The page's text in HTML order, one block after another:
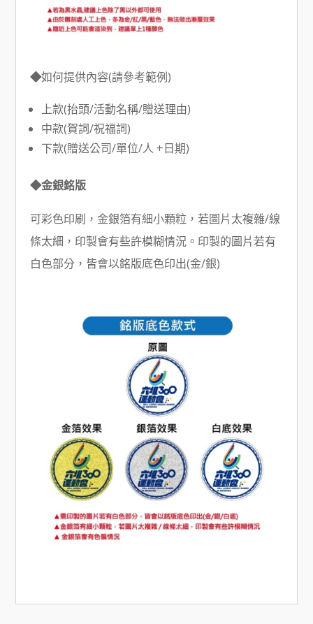
◆如何提供內容(請參考範例)
上款(抬頭/活動名稱/贈送理由)
中款(賀詞/祝福詞)
下款(贈送公司/單位/人 +日期)
◆金銀銘版
可彩色印刷，金銀箔有細小顆粒，若圖片太複雜/線
條太細，印製會有些許模糊情況。印製的圖片若有
白色部分，皆會以銘版底色印出(金/銀)